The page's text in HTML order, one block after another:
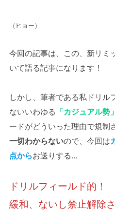
（ヒョー）
今回の記事は、この、新リミ
いて語る記事になります！
しかし、筆者である私ドリル
ないいわゆる 「カジュアル勢」
ードがどういった理由で規制
一切わからないので、今回は
点からお送りする…
ドリルフィールド的！
緩和、ないし禁止解除